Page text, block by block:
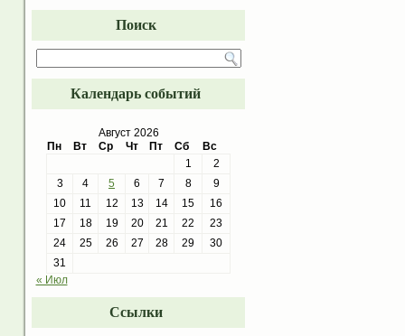
Поиск
Календарь событий
Август 2026
Пн
Вт Ср Чт Пт Сб
Вс
1
2
3
4 5 6 7 8
9
10
11 12 13 14 15
16
17
18 19 20 21 22
23
24
25 26 27 28 29
30
31
« Июл
Ссылки